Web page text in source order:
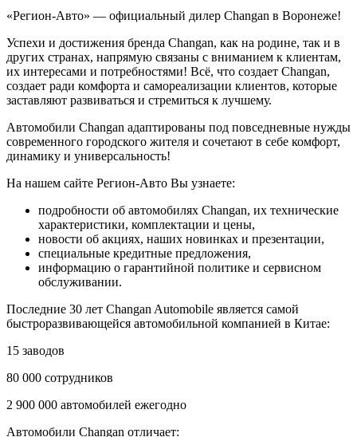
«Регион-Авто» — официальный дилер Changan в Воронеже!
Успехи и достижения бренда Changan, как на родине, так и в
других странах, напрямую связаны с вниманием к клиентам,
их интересами и потребностями! Всё, что создает Changan,
создает ради комфорта и самореализации клиентов, которые
заставляют развиваться и стремиться к лучшему.
Автомобили Changan адаптированы под повседневные нужды
современного городского жителя и сочетают в себе комфорт,
динамику и универсальность!
На нашем сайте Регион-Авто Вы узнаете:
подробности об автомобилях Changan, их технические
характеристики, комплектации и цены,
новости об акциях, наших новинках и презентации,
специальные кредитные предложения,
информацию о гарантийной политике и сервисном
обслуживании.
Последние 30 лет Changan Automobile является самой
быстроразвивающейся автомобильной компанией в Китае:
15 заводов
80 000 сотрудников
2 900 000 автомобилей ежегодно
Автомобили Changan отличает: